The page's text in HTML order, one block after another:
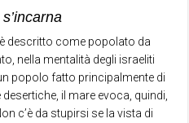
descritto come popolato da
nella mentalità degli israeliti
popolo fatto principalmente di
il mare evoca, quindi,
c’è da stupirsi se la vista di